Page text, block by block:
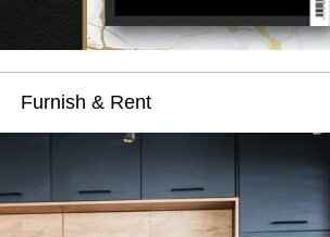
Furnish & Rent